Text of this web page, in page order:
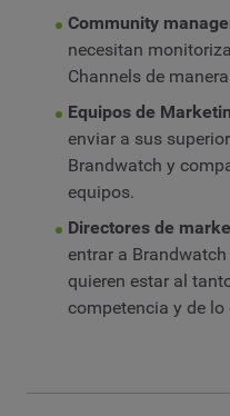
Community
necesitan
Channels de
Equipos de
enviar a sus
Brandwatch y
equipos.
Directores de
entrar a
quieren estar al
competencia y de